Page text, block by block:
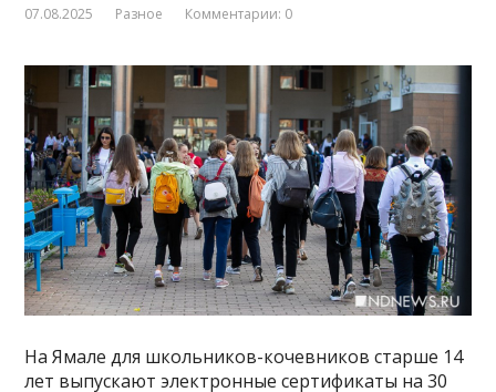
07.08.2025 Разное Комментарии: 0
На Ямале для школьников-кочевников старше 14
лет выпускают электронные сертификаты на 30